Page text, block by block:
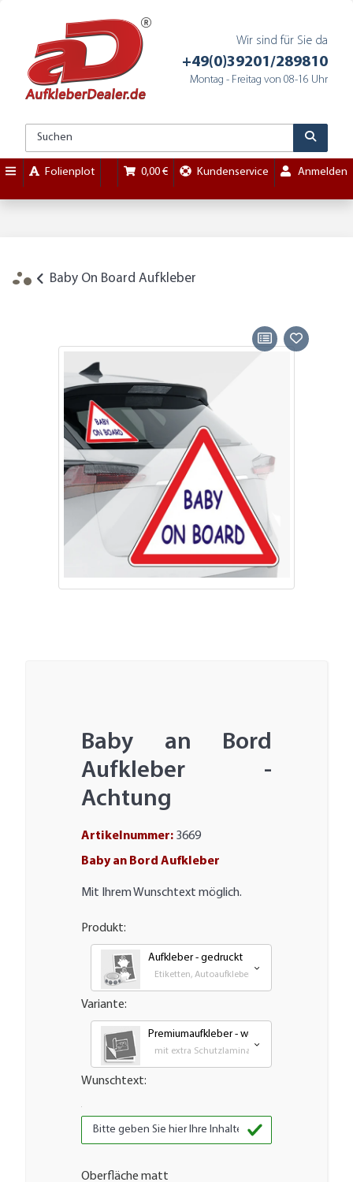
Wir sind für Sie da
+49(0)39201/289810
Montag - Freitag von 08-16 Uhr
Folienplot 0,00 € Kundenservice Anmelden
Baby On Board Aufkleber
Baby an Bord
Aufkleber -
Achtung
Artikelnummer: 3669
Baby an Bord Aufkleber
Mit Ihrem Wunschtext möglich.
Produkt:
Aufkleber - gedruckt
Etiketten, Autoaufkleber, Transfer und
Variante:
Premiumaufkleber - wetterfest, UV-
mit extra Schutzlaminat für bestmöglichen UV-
Wunschtext:
Oberfläche matt